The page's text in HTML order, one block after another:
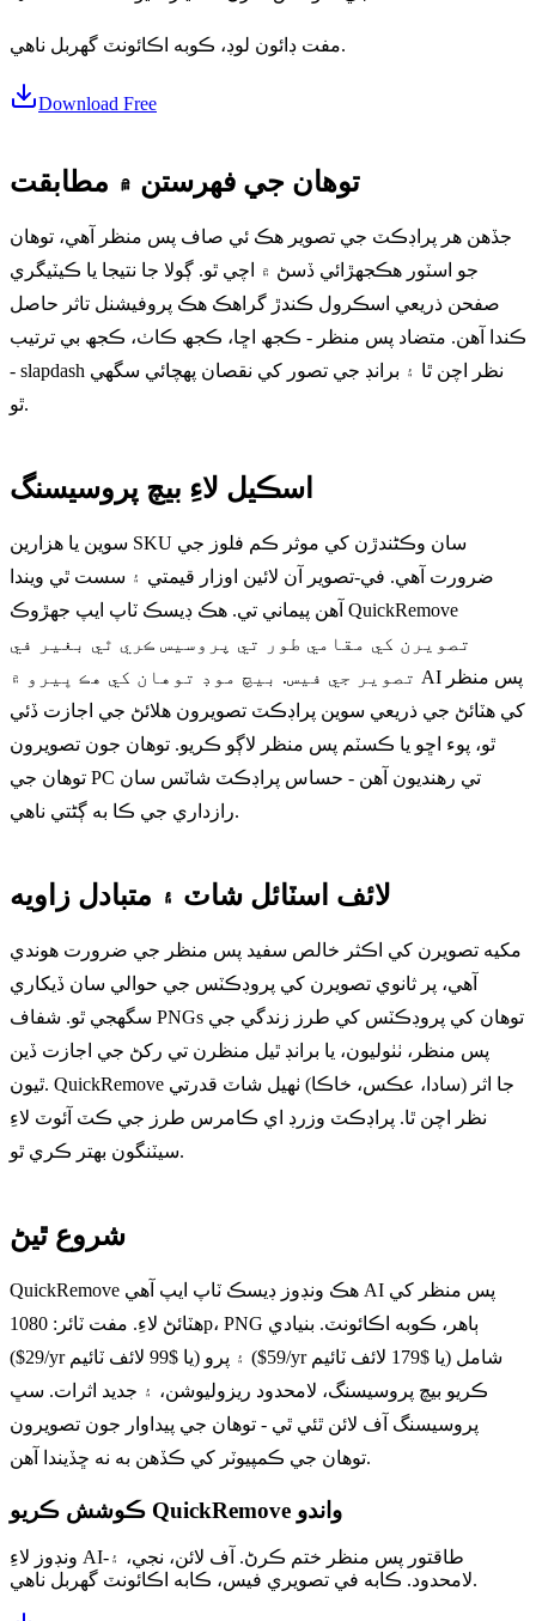
مفت ڊائون لوڊ، ڪوبه اڪائونٽ گهربل ناهي.
Download Free
توهان جي فهرستن ۾ مطابقت
جڏهن هر پراڊڪٽ جي تصوير هڪ ئي صاف پس منظر آهي، توهان
جو اسٽور هڪجهڙائي ڏسڻ ۾ اچي ٿو. ڳولا جا نتيجا يا ڪيٽيگري
صفحن ذريعي اسڪرول ڪندڙ گراهڪ هڪ پروفيشنل تاثر حاصل
ڪندا آهن. متضاد پس منظر - ڪجھ اڇا، ڪجھ ڪاٺ، ڪجھ بي ترتيب
- slapdash نظر اچن ٿا ۽ برانڊ جي تصور کي نقصان پهچائي سگھي
ٿو.
اسڪيل لاءِ بيچ پروسيسنگ
سوين يا هزارين SKU سان وڪڻندڙن کي موثر ڪم فلوز جي
ضرورت آهي. في-تصوير آن لائين اوزار قيمتي ۽ سست ٿي ويندا
آهن پيماني تي. هڪ ڊيسڪ ٽاپ ايپ جهڙوڪ QuickRemove
تصويرن کي مقامي طور تي پروسيس ڪري ٿي بغير في
تصوير جي فيس. بيچ موڊ توهان کي هڪ ڀيرو ۾ AI پس منظر
کي هٽائڻ جي ذريعي سوين پراڊڪٽ تصويرون هلائڻ جي اجازت ڏئي
ٿو، پوء اڇو يا ڪسٽم پس منظر لاڳو ڪريو. توهان جون تصويرون
توهان جي PC تي رهنديون آهن - حساس پراڊڪٽ شاٽس سان
رازداري جي ڪا به ڳڻتي ناهي.
لائف اسٽائل شاٽ ۽ متبادل زاويه
مکيه تصويرن کي اڪثر خالص سفيد پس منظر جي ضرورت هوندي
آهي، پر ثانوي تصويرن کي پروڊڪٽس جي حوالي سان ڏيکاري
سگهجي ٿو. شفاف PNGs توهان کي پروڊڪٽس کي طرز زندگي جي
پس منظر، ٺٺوليون، يا برانڊ ٿيل منظرن تي رکڻ جي اجازت ڏين
ٿيون. QuickRemove جا اثر (سادا، عڪس، خاڪا) ٺھيل شاٽ قدرتي
نظر اچن ٿا. پراڊڪٽ وزرڊ اي ڪامرس طرز جي ڪٽ آئوٽ لاءِ
سيٽنگون بهتر ڪري ٿو.
شروع ٿيڻ
QuickRemove هڪ ونڊوز ڊيسڪ ٽاپ ايپ آهي AI پس منظر کي
هٽائڻ لاءِ. مفت ٽائر: 1080p، PNG ٻاھر، ڪوبه اڪائونٽ. بنيادي
($29/yr يا $99 لائف ٽائيم) ۽ پرو ($59/yr يا $179 لائف ٽائيم) شامل
ڪريو بيچ پروسيسنگ، لامحدود ريزوليوشن، ۽ جديد اثرات. سڀ
پروسيسنگ آف لائن ٿئي ٿي - توهان جي پيداوار جون تصويرون
توهان جي ڪمپيوٽر کي ڪڏهن به نه ڇڏيندا آهن.
ڪوشش ڪريو QuickRemove واندو
ونڊوز لاءِ AI-طاقتور پس منظر ختم ڪرڻ. آف لائن، نجي، ۽
لامحدود. ڪابه في تصويري فيس، ڪابه اڪائونٽ گهربل ناهي.